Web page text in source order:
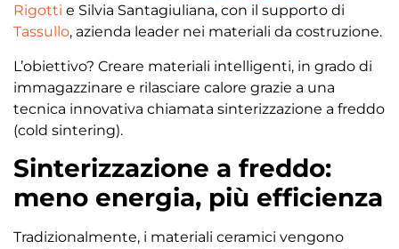
Rigotti e Silvia Santagiuliana, con il supporto di
Tassullo, azienda leader nei materiali da costruzione.
L’obiettivo? Creare materiali intelligenti, in grado di
immagazzinare e rilasciare calore grazie a una
tecnica innovativa chiamata sinterizzazione a freddo
(cold sintering).
Sinterizzazione a freddo:
meno energia, più efficienza
Tradizionalmente, i materiali ceramici vengono